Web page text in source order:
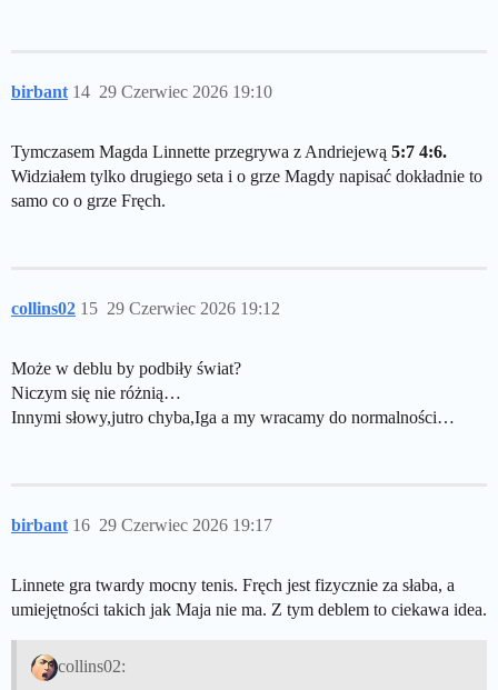
birbant 29 Czerwiec 2026 19:10
14
Tymczasem Magda Linnette przegrywa z Andriejewą 5:7 4:6.
Widziałem tylko drugiego seta i o grze Magdy napisać dokładnie to
samo co o grze Fręch.
collins02 29 Czerwiec 2026 19:12
15
Może w deblu by podbiły świat?
Niczym się nie różnią…
Innymi słowy,jutro chyba,Iga a my wracamy do normalności…
birbant 29 Czerwiec 2026 19:17
16
Linnete gra twardy mocny tenis. Fręch jest fizycznie za słaba, a
umiejętności takich jak Maja nie ma. Z tym deblem to ciekawa idea.
collins02: